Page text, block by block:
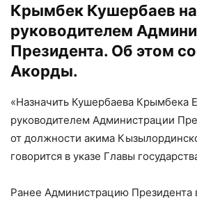
Крымбек Кушербаев
руководителем
Президента. Об этом
Акорды.
«Назначить Кушербаева Крымбека
руководителем Администрации
от должности акима
говорится в указе Главы
Ранее Администрацию Президента